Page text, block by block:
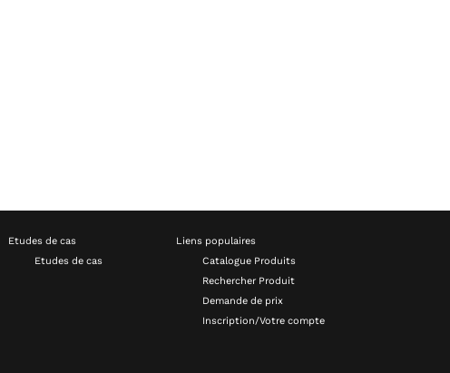
Etudes de cas
Etudes de cas
Liens populaires
Catalogue Produits
Rechercher Produit
Demande de prix
Inscription/Votre compte